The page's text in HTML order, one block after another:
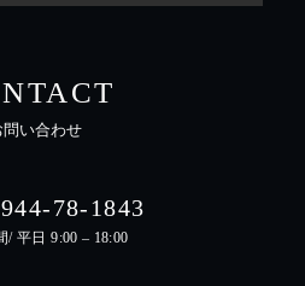
問い合わせ
78-1843
/ 平日 9:00 – 18:00